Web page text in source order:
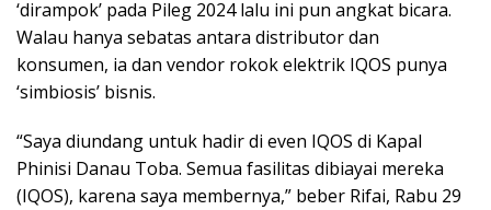
‘dirampok’ pada Pileg 2024 lalu ini pun angkat bicara.
Walau hanya sebatas antara distributor dan
konsumen, ia dan vendor rokok elektrik IQOS punya
‘simbiosis’ bisnis.
“Saya diundang untuk hadir di even IQOS di Kapal
Phinisi Danau Toba. Semua fasilitas dibiayai mereka
(IQOS), karena saya membernya,” beber Rifai, Rabu 29